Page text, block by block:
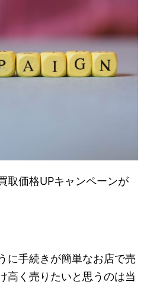
買取価格UPキャンペーンが
に手続きが簡単なお店で売
高く売りたいと思うのは当